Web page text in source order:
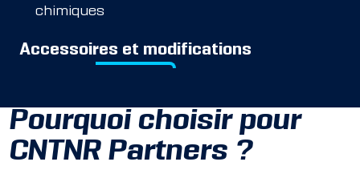
chimiques
Accessoires et modifications
Pourquoi choisir pour
CNTNR Partners ?